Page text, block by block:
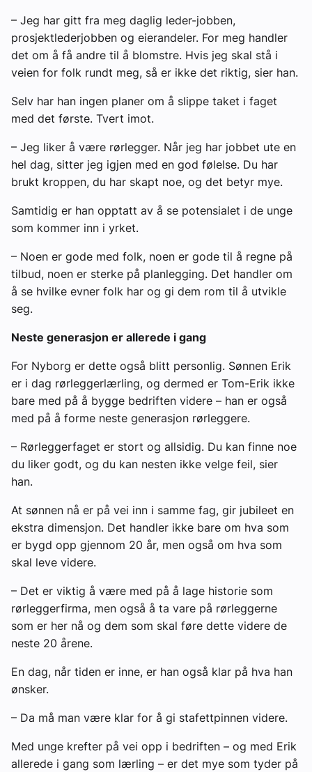
– Jeg har gitt fra meg daglig leder-jobben,
prosjektlederjobben og eierandeler. For meg handler
det om å få andre til å blomstre. Hvis jeg skal stå i
veien for folk rundt meg, så er ikke det riktig, sier han.
Selv har han ingen planer om å slippe taket i faget
med det første. Tvert imot.
– Jeg liker å være rørlegger. Når jeg har jobbet ute en
hel dag, sitter jeg igjen med en god følelse. Du har
brukt kroppen, du har skapt noe, og det betyr mye.
Samtidig er han opptatt av å se potensialet i de unge
som kommer inn i yrket.
– Noen er gode med folk, noen er gode til å regne på
tilbud, noen er sterke på planlegging. Det handler om
å se hvilke evner folk har og gi dem rom til å utvikle
seg.
Neste generasjon er allerede i gang
For Nyborg er dette også blitt personlig. Sønnen Erik
er i dag rørleggerlærling, og dermed er Tom-Erik ikke
bare med på å bygge bedriften videre – han er også
med på å forme neste generasjon rørleggere.
– Rørleggerfaget er stort og allsidig. Du kan finne noe
du liker godt, og du kan nesten ikke velge feil, sier
han.
At sønnen nå er på vei inn i samme fag, gir jubileet en
ekstra dimensjon. Det handler ikke bare om hva som
er bygd opp gjennom 20 år, men også om hva som
skal leve videre.
– Det er viktig å være med på å lage historie som
rørleggerfirma, men også å ta vare på rørleggerne
som er her nå og dem som skal føre dette videre de
neste 20 årene.
En dag, når tiden er inne, er han også klar på hva han
ønsker.
– Da må man være klar for å gi stafettpinnen videre.
Med unge krefter på vei opp i bedriften – og med Erik
allerede i gang som lærling – er det mye som tyder på